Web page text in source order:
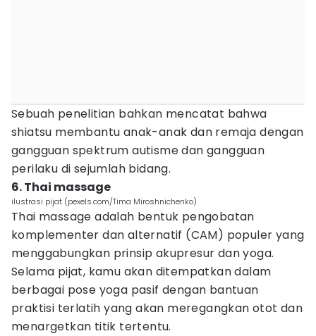
Sebuah penelitian bahkan mencatat bahwa
shiatsu membantu anak-anak dan remaja dengan
gangguan spektrum autisme dan gangguan
perilaku di sejumlah bidang.
6. Thai massage
ilustrasi pijat (pexels.com/Tima Miroshnichenko)
Thai massage adalah bentuk pengobatan
komplementer dan alternatif (CAM) populer yang
menggabungkan prinsip akupresur dan yoga.
Selama pijat, kamu akan ditempatkan dalam
berbagai pose yoga pasif dengan bantuan
praktisi terlatih yang akan meregangkan otot dan
menargetkan titik tertentu.